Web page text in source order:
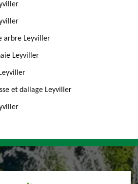
arbre Leyviller
Leyviller
et dallage Leyviller